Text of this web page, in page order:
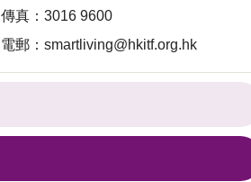
傳真：3016 9600
電郵： smartliving@hkitf.org.hk